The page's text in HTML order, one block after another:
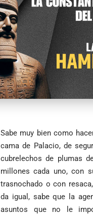
Sabe muy bien como
cama de Palacio, de
cubrelechos de plumas
millones cada uno, con
trasnochado o con
da igual, sabe que la
asuntos que no le